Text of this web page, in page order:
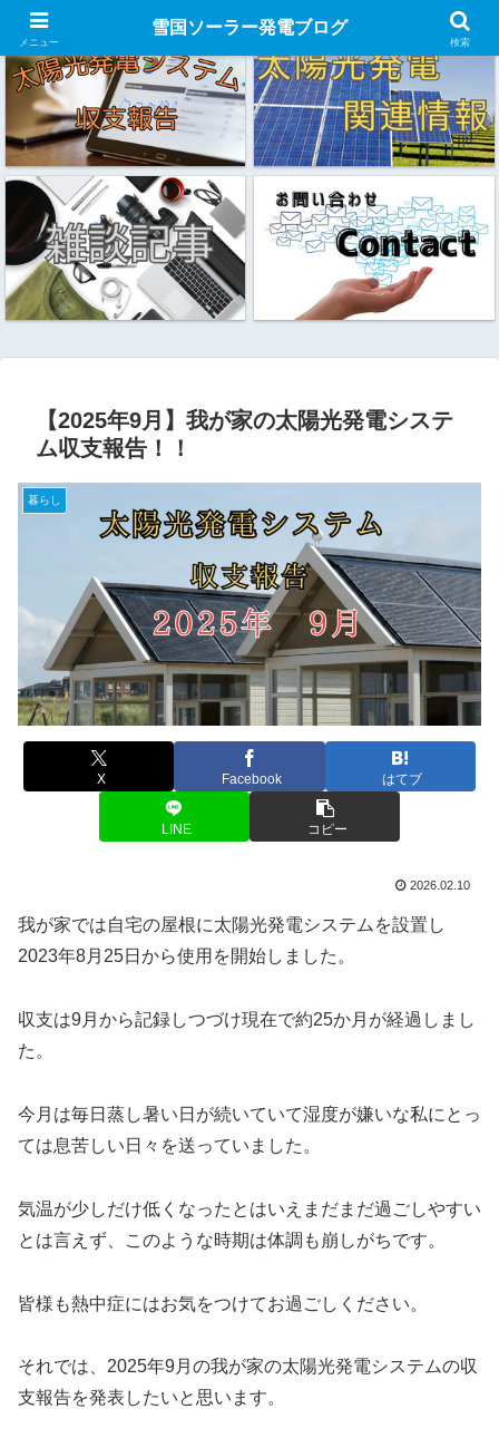
【2025年9月】我が家の太陽光発電システ
ム収支報告！！
暮らし
X Facebook はてブ
LINE コピー
2026.02.10
我が家では自宅の屋根に太陽光発電システムを設置し
2023年8月25日から使用を開始しました。
収支は9月から記録しつづけ現在で約25か月が経過しまし
た。
今月は毎日蒸し暑い日が続いていて湿度が嫌いな私にとっ
ては息苦しい日々を送っていました。
気温が少しだけ低くなったとはいえまだまだ過ごしやすい
とは言えず、このような時期は体調も崩しがちです。
皆様も熱中症にはお気をつけてお過ごしください。
それでは、2025年9月の我が家の太陽光発電システムの収
支報告を発表したいと思います。
メニュー
雪国ソーラー発電ブログ
検索